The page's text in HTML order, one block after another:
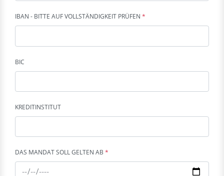
IBAN - BITTE AUF VOLLSTÄNDIGKEIT PRÜFEN *
BIC
KREDITINSTITUT
DAS MANDAT SOLL GELTEN AB *